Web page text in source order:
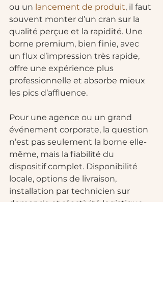
ou un lancement de produit, il faut
souvent monter d’un cran sur la
qualité perçue et la rapidité. Une
borne premium, bien finie, avec
un flux d’impression très rapide,
offre une expérience plus
professionnelle et absorbe mieux
les pics d’affluence.
Pour une agence ou un grand
événement corporate, la question
n’est pas seulement la borne elle-
même, mais la fiabilité du
dispositif complet. Disponibilité
locale, options de livraison,
installation par technicien sur
demande et réactivité logistique